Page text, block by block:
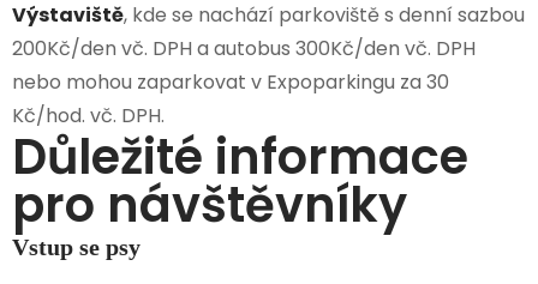
Výstaviště, kde se nachází parkoviště s denní sazbou
200Kč/den vč. DPH a autobus 300Kč/den vč. DPH
nebo mohou zaparkovat v Expoparkingu za 30
Kč/hod. vč. DPH.
Důležité informace
pro návštěvníky
Vstup se psy